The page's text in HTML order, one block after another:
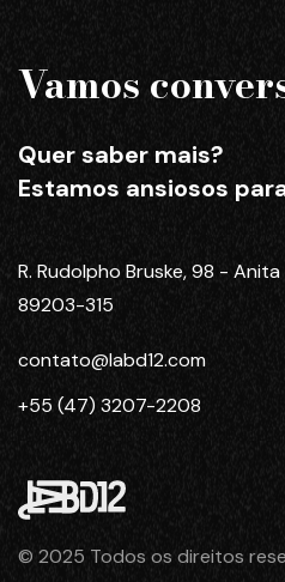
Vamos
Quer saber mais?
Estamos ansiosos
R. Rudolpho Bruske, 98 -
89203-315
contato@labd12.com
+55 (47) 3207-2208
© 2025 Todos os direitos